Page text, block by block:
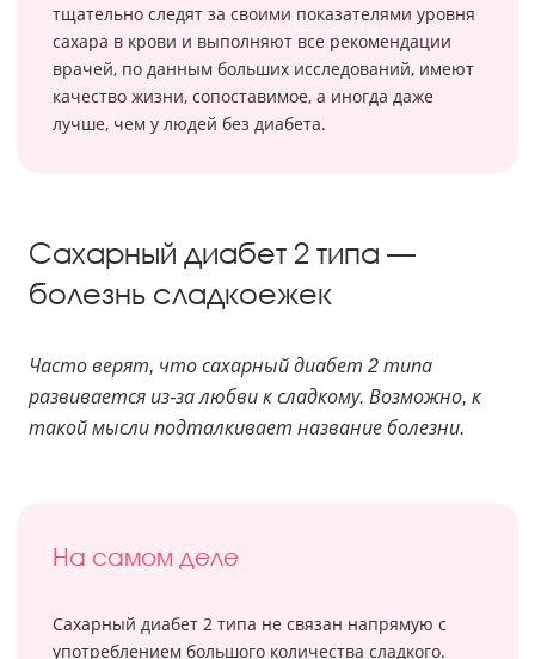
тщательно следят за своими показателями уровня
сахара в крови и выполняют все рекомендации
врачей, по данным больших исследований, имеют
качество жизни, сопоставимое, а иногда даже
лучше, чем у людей без диабета.
Сахарный диабет 2 типа —
болезнь сладкоежек
Часто верят, что сахарный диабет 2 типа
развивается из-за любви к сладкому. Возможно, к
такой мысли подталкивает название болезни.
На самом деле
Сахарный диабет 2 типа не связан напрямую с
употреблением большого количества сладкого.